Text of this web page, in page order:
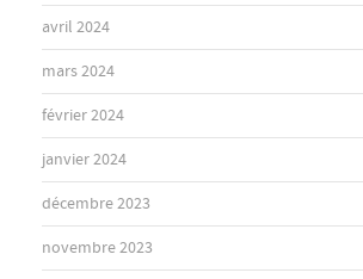
avril 2024
mars 2024
février 2024
janvier 2024
décembre 2023
novembre 2023